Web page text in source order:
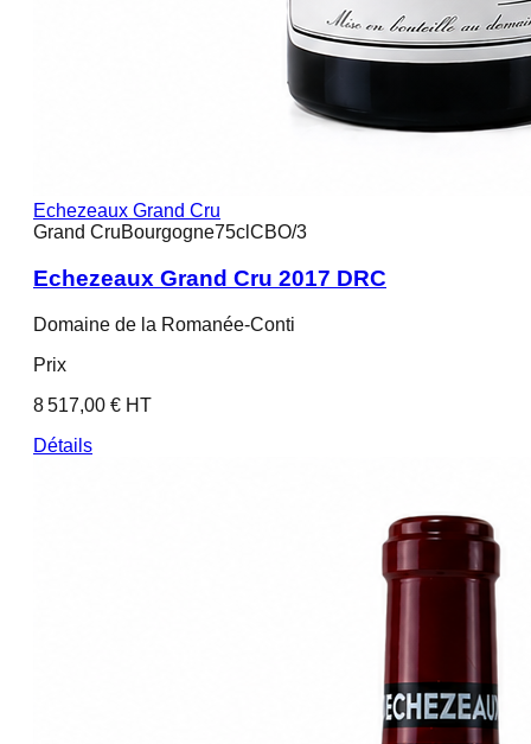
Echezeaux Grand Cru
Grand CruBourgogne75cl CBO/3
Echezeaux Grand Cru 2017 DRC
Domaine de la Romanée-Conti
Prix
8 517,00 € HT
Détails